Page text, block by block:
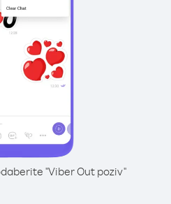
"Viber Out poziv"